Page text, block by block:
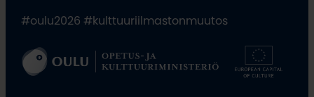
#oulu2026 #kulttuuriilmastonmuutos